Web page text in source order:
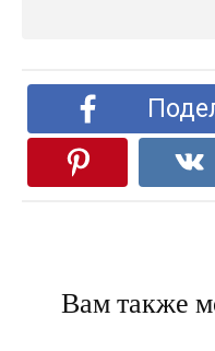
Вам также